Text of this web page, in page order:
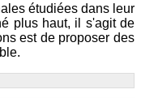
étudiées dans leur
plus haut, il s'agit de
est de proposer des